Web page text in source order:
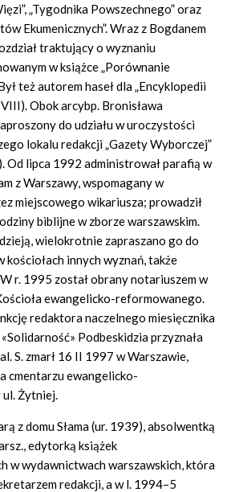
„Tygodnika Powszechnego” oraz
Ekumenicznych”. Wraz z Bogdanem
traktujący o wyznaniu
w książce „Porównanie
też autorem haseł dla „Encyklopedii
Obok arcybp. Bronisława
do udziału w uroczystości
lokalu redakcji „Gazety Wyborczej”
Od lipca 1992 administrował parafią w
z Warszawy, wspomagany w
miejscowego wikariusza; prowadził
biblijne w zborze warszawskim.
wielokrotnie zapraszano go do
kościołach innych wyznań, także
r. 1995 został obrany notariuszem w
ewangelicko-reformowanego.
redaktora naczelnego miesięcznika
«Solidarność» Podbeskidzia przyznała
S. zmarł 16 II 1997 w Warszawie,
cmentarzu ewangelicko-
Żytniej.
z domu Słama (ur. 1939), absolwentką
edytorką książek
w wydawnictwach warszawskich, która
redakcji, a w l. 1994–5